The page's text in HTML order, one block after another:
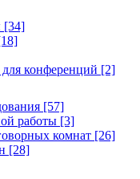
[34]
конференций [2]
[57]
работы [3]
комнат [26]
[28]